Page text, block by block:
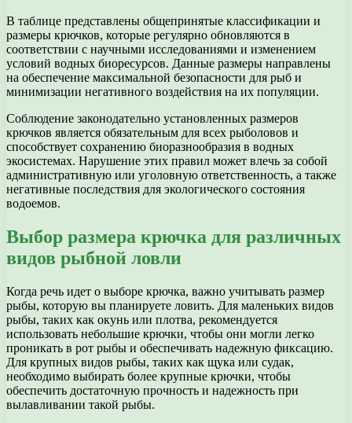
В таблице представлены общепринятые классификации и
размеры крючков, которые регулярно обновляются в
соответствии с научными исследованиями и изменением
условий водных биоресурсов. Данные размеры направлены
на обеспечение максимальной безопасности для рыб и
минимизации негативного воздействия на их популяции.
Соблюдение законодательно установленных размеров
крючков является обязательным для всех рыболовов и
способствует сохранению биоразнообразия в водных
экосистемах. Нарушение этих правил может влечь за собой
административную или уголовную ответственность, а также
негативные последствия для экологического состояния
водоемов.
Выбор размера крючка для различных
видов рыбной ловли
Когда речь идет о выборе крючка, важно учитывать размер
рыбы, которую вы планируете ловить. Для маленьких видов
рыбы, таких как окунь или плотва, рекомендуется
использовать небольшие крючки, чтобы они могли легко
проникать в рот рыбы и обеспечивать надежную фиксацию.
Для крупных видов рыбы, таких как щука или судак,
необходимо выбирать более крупные крючки, чтобы
обеспечить достаточную прочность и надежность при
вылавливании такой рыбы.